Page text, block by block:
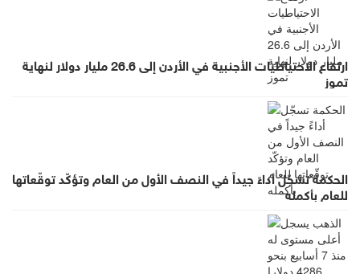
ارتفاع الاحتياطيات الأجنبية في الأردن إلى 26.6 مليار دولار لنهاية
تموز
الحكمة تسجّل أداءً جيداً في النصف الأول من العام وتؤكّد توقّعاتها
للعام بأكمله